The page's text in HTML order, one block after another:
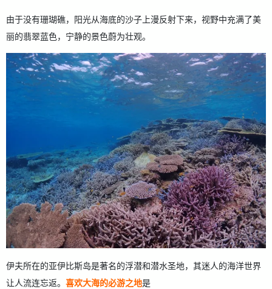
由于没有珊瑚礁，阳光从海底的沙子上漫反射下来，视野中充满了美
丽的翡翠蓝色，宁静的景色蔚为壮观。
伊夫所在的亚伊比斯岛是著名的浮潜和潜水圣地，其迷人的海洋世界
让人流连忘返。 喜欢大海的必游之地是